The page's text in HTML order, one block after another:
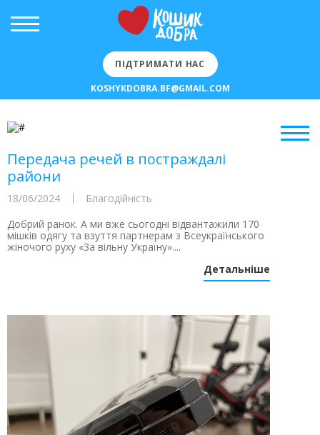
ПІДТРИМАТИ НАС
KOSHYKDOBRA.BF@GMAIL.COM
Передача речей в постраждалі
райони
18/06/2024
Благодійність
Добрий ранок. А ми вже сьогодні відвантажили 170
мішків одягу та взуття партнерам з Всеукраїнського
жіночого руху «За вільну Україну»....
Детальніше